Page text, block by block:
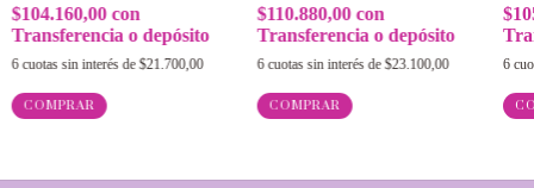
$104.160,00con
Transferencia o depósito
6 cuotas sin interés de$21.700,00
COMPRAR
$110.880,00con
Transferencia o depósito
6 cuotas sin interés de$23.100,00
COMPRAR
6